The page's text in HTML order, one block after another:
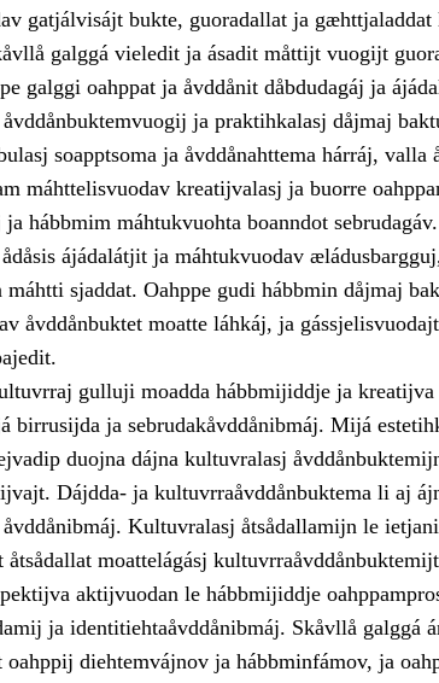
gatjálvisájt bukte, guoradallat ja gæhttjaladdat
galggá vieledit ja ásadit måttijt vuogijt
galggi oahppat ja åvddånit dåbdudagáj ja
ja praktihkalasj dåjmaj
soapptsoma ja åvddånahttema hárráj, valla
máhttelisvuodav kreatijvalasj ja buorre
hábbmim máhtukvuohta boanndot
ájádalátjit ja máhtukvuodav
máhtti sjaddat. Oahppe gudi hábbmin dåjmaj
åvddånbuktet moatte láhkáj, ja
gulluji moadda hábbmijiddje ja kreatijva
birrusijda ja sebrudakåvddånibmáj. Mijá
duojna dájna kultuvralasj
Dájdda- ja kultuvrraåvddånbuktema li aj
åvddånibmáj. Kultuvralasj åtsådallamijn le
åtsådallat moattelágásj
aktijvuodan le hábbmijiddje
ja identitiehtaåvddånibmáj. Skåvllå galggá
oahppij diehtemvájnov ja hábbminfámov, ja